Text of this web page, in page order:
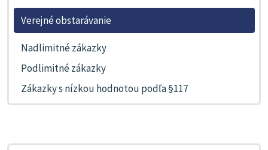
Verejné obstarávanie
Nadlimitné zákazky
Podlimitné zákazky
Zákazky s nízkou hodnotou podľa §117